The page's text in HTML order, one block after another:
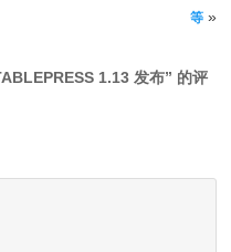
等»
1.13 发布” 的评